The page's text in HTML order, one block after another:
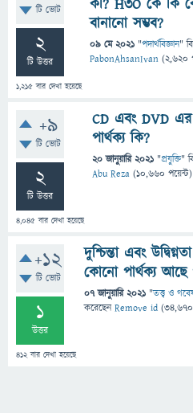
টি ভোট
2
টি উত্তর
1,215 বার দেখা হয়েছে
কী? H3O কে কি
বানানো সম্ভব?
09 মে 2021 "পদার্থবিজ্ঞান"
PabonAhsanIvan (2,620
+9
টি ভোট
2
টি উত্তর
4,045 বার দেখা হয়েছে
CD এবং DVD এর
পার্থক্য কি?
20 জানুয়ারি 2021 "প্রযুক্তি"
Abu Reza (10,660 পয়েন্ট)
+12
টি ভোট
1
উত্তর
412বার দেখা হয়েছে
দুশ্চিন্তা এবং
কোনো পার্থক্য আছে
07 জানুয়ারি 2021 "তত্ত্ব ও
করেছেনRemove id (34,670